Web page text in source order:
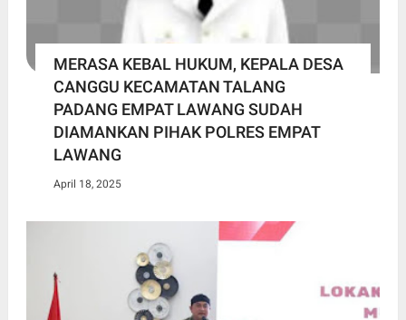
MERASA KEBAL HUKUM, KEPALA DESA
CANGGU KECAMATAN TALANG
PADANG EMPAT LAWANG SUDAH
DIAMANKAN PIHAK POLRES EMPAT
LAWANG
April 18, 2025